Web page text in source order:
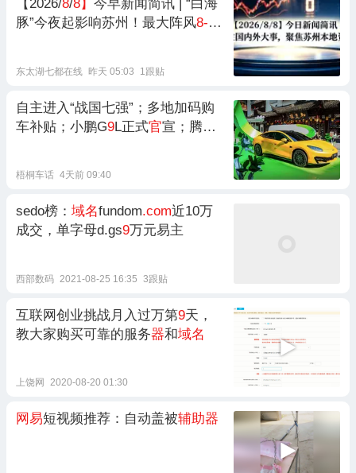
【2026/8/8】 今早新闻简讯 | “白海
豚”今夜起影响苏州！最大阵风8-9
东太湖七都在线 昨天 05:03 1跟贴
自主进入“战国七强”；多地加码购
车补贴；小鹏G9L正式官宣；腾势Z
布...
梧桐车话 4天前 09:40
sedo榜： 域名fundom.com近10万
成交，单字母d.gs9万元易主
西部数码 2021-08-25 16:35 3跟贴
互联网创业挑战月入过万第9天，
教大家购买可靠的服务器和域名
上饶网 2020-08-20 01:30
网易短视频推荐：自动盖被辅助器